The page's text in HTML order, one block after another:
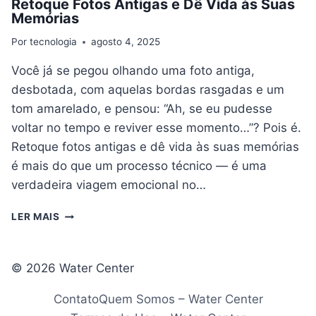
Retoque Fotos Antigas e Dê Vida às Suas
Memórias
Por tecnologia agosto 4, 2025
Você já se pegou olhando uma foto antiga,
desbotada, com aquelas bordas rasgadas e um
tom amarelado, e pensou: “Ah, se eu pudesse
voltar no tempo e reviver esse momento…”? Pois é.
Retoque fotos antigas e dê vida às suas memórias
é mais do que um processo técnico — é uma
verdadeira viagem emocional no…
LER MAIS RETOQUE
DÊ
ÀS
© 2026 Water Center
ContatoQuem Somos – Water Center